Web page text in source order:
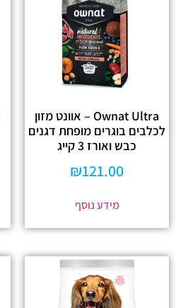
Ownat Ultra – אוונט מזון
לכלבים בוגרים מופחת דגנים
כבש ואורז 3 קייג
₪121.00
מידע נוסף